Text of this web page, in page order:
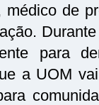
médico de
para
a UOM